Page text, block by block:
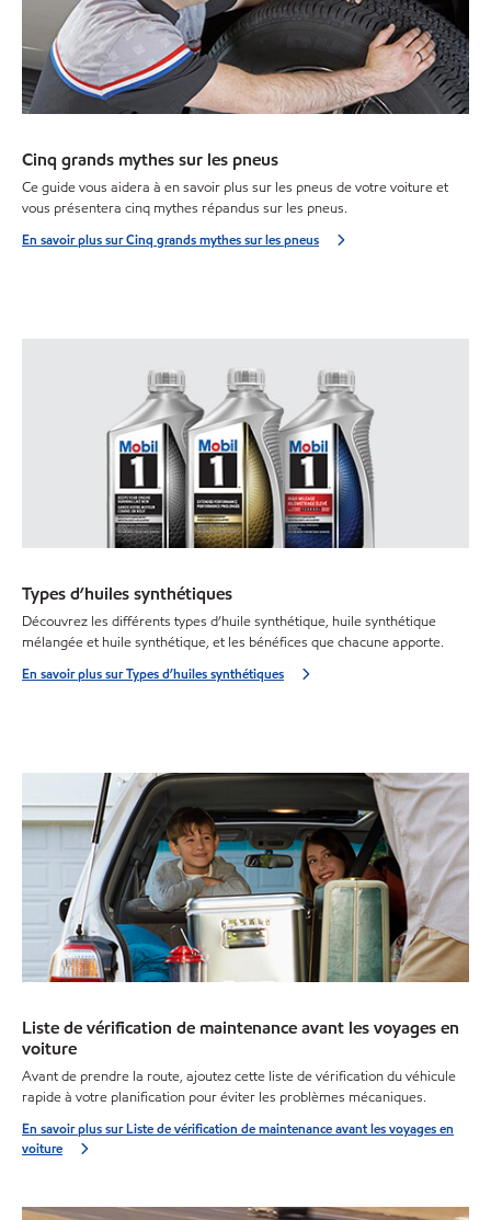
Cinq grands mythes sur les pneus
Ce guide vous aidera à en savoir plus sur les pneus de votre voiture et
vous présentera cinq mythes répandus sur les pneus.
En savoir plus sur Cinq grands mythes sur les pneus
Types d’huiles synthétiques
Découvrez les différents types d’huile synthétique, huile synthétique
mélangée et huile synthétique, et les bénéfices que chacune apporte.
En savoir plus sur Types d’huiles synthétiques
Liste de vérification de maintenance avant les voyages en
voiture
Avant de prendre la route, ajoutez cette liste de vérification du véhicule
rapide à votre planification pour éviter les problèmes mécaniques.
En savoir plus sur Liste de vérification de maintenance avant les voyages en
voiture